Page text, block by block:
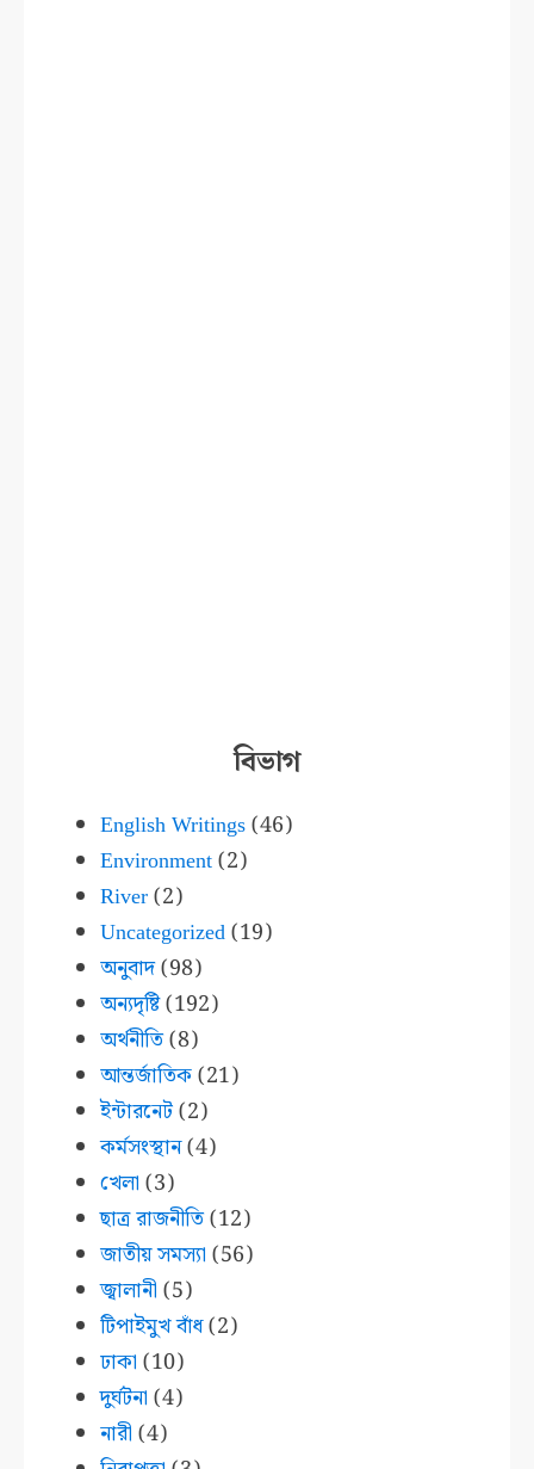
বিভাগ
English Writings(46)
Environment(2)
River(2)
Uncategorized(19)
অনুবাদ(98)
অন্যদৃষ্টি(192)
অর্থনীতি(8)
আন্তর্জাতিক(21)
ইন্টারনেট(2)
কর্মসংস্থান(4)
খেলা (3)
ছাত্র রাজনীতি(12)
জাতীয় সমস্যা (56)
জ্বালানী (5)
টিপাইমুখ বাঁধ(2)
ঢাকা (10)
দুর্ঘটনা (4)
নারী (4)